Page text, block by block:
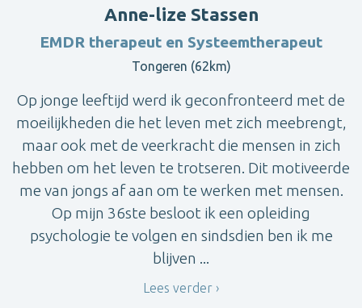
Anne-lize Stassen
EMDR therapeut en Systeemtherapeut
Tongeren (62km)
Op jonge leeftijd werd ik geconfronteerd met de
moeilijkheden die het leven met zich meebrengt,
maar ook met de veerkracht die mensen in zich
hebben om het leven te trotseren. Dit motiveerde
me van jongs af aan om te werken met mensen.
Op mijn 36ste besloot ik een opleiding
psychologie te volgen en sindsdien ben ik me
blijven ...
Lees verder